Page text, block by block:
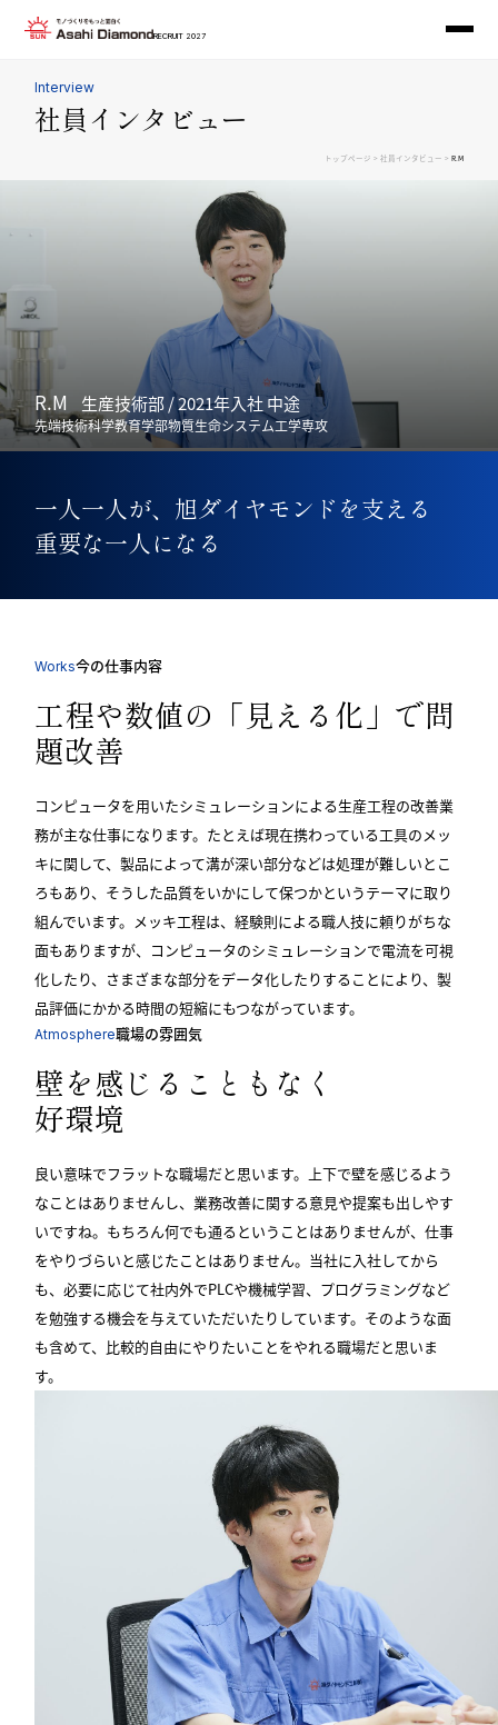
RECRUIT 2027
Interview
社員インタビュー
トップページ > 社員インタビュー > R.M
一人一人が、旭ダイヤモンドを支える
重要な一人になる
R.M 生産技術部 / 2021年入社 中途
先端技術科学教育学部物質生命システム工学専攻
Works今の仕事内容
工程や数値の「見える化」で問
題改善
コンピュータを用いたシミュレーションによる生産工程の改善業
務が主な仕事になります。たとえば現在携わっている工具のメッ
キに関して、製品によって溝が深い部分などは処理が難しいとこ
ろもあり、そうした品質をいかにして保つかというテーマに取り
組んでいます。メッキ工程は、経験則による職人技に頼りがちな
面もありますが、コンピュータのシミュレーションで電流を可視
化したり、さまざまな部分をデータ化したりすることにより、製
品評価にかかる時間の短縮にもつながっています。
Atmosphere職場の雰囲気
壁を感じることもなく
好環境
良い意味でフラットな職場だと思います。上下で壁を感じるよう
なことはありませんし、業務改善に関する意見や提案も出しやす
いですね。もちろん何でも通るということはありませんが、仕事
をやりづらいと感じたことはありません。当社に入社してから
も、必要に応じて社内外でPLCや機械学習、プログラミングなど
を勉強する機会を与えていただいたりしています。そのような面
も含めて、比較的自由にやりたいことをやれる職場だと思いま
す。